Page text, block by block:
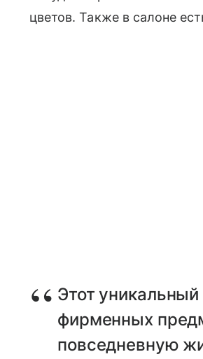
цветов. Также в салоне
Этот
фирменных
повседневную